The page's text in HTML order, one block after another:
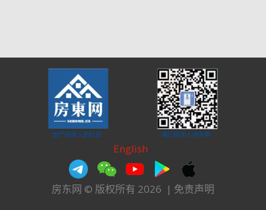
English
房东网 © 版权所有 2026 | 免责声明